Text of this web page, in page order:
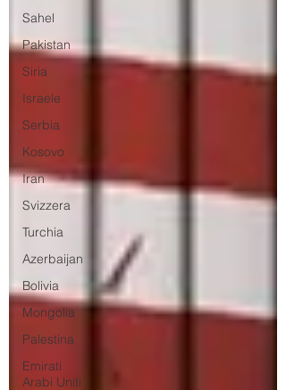
Sahel
Pakistan
Siria
Israele
Serbia
Kosovo
Iran
Svizzera
Turchia
Azerbaijan
Bolivia
Mongolia
Palestina
Emirati
Arabi Uniti